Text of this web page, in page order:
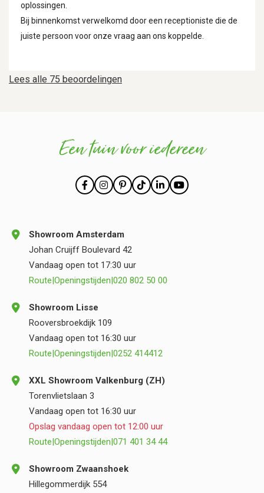
Lees alle 75 beoordelingen
oplossingen.
Bij binnenkomst verwelkomd door een receptioniste die de
juiste persoon voor onze vraag aan ons koppelde.
Een tuin voor iedereen
Showroom Amsterdam
Johan Cruijff Boulevard 42
Vandaag open tot 17:30 uur
Route|Openingstijden|020 802 50 00
Showroom Lisse
Rooversbroekdijk 109
Vandaag open tot 16:30 uur
Route|Openingstijden|0252 414412
XXL Showroom Valkenburg (ZH)
Torenvlietslaan 3
Vandaag open tot 16:30 uur
Opslag vandaag open tot 12:00 uur
Route|Openingstijden|071 401 34 44
Showroom Zwaanshoek
Hillegommerdijk 554